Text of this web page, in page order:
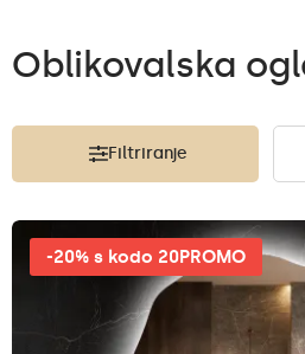
Oblikovalska
Filtriranje
-20% s kodo 20PROMO